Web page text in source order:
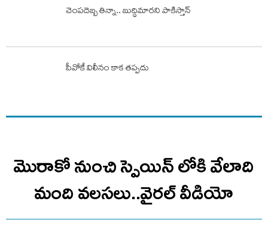
చెంపదెబ్బ తిన్నా.. బుద్ధిమారని పాకిస్తాన్​
పీవోకే విలీనం కాక తప్పదు
మొరాకో నుంచి స్పెయిన్ లోకి వేలాది
మంది వలసలు..వైరల్ వీడియో